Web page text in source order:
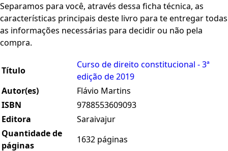
Separamos para você, através dessa ficha técnica, as
características principais deste livro para te entregar todas
as informações necessárias para decidir ou não pela
compra.
Título
Curso de direito constitucional - 3ª
edição de 2019
Autor(es)
Flávio Martins
ISBN
9788553609093
Editora
Saraivajur
Quantidade de
páginas
1632 páginas